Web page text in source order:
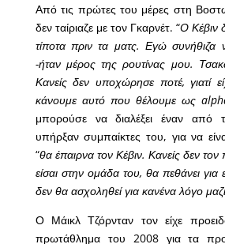
Από τις πρώτες του μέρες στη
δεν ταίριαζε με τον Γκαρνέτ. “Ο Κέβιν
τίποτα πριν τα ματς. Εγώ συνήθιζα
-ήταν μέρος της ρουτίνας μου.
Κανείς δεν υποχώρησε ποτέ, γιατί
κάνουμε αυτό που θέλουμε ως
μπορούσε να διαλέξει έναν από
υπήρξαν συμπαίκτες του, για να
“θα έπαιρνα τον Κέβιν. Κανείς δεν τον
είσαι στην ομάδα του, θα πεθάνει για
δεν θα ασχοληθεί για κανένα λόγο
Ο Μάικλ Τζόρνταν τον είχε
πρωτάθλημα του 2008 για τα